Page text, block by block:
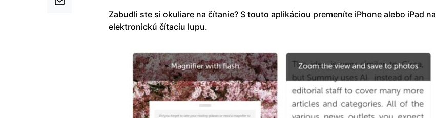
Zabudli ste si okuliare na čítanie? S touto aplikáciou premeníte iPhone alebo iPad na
elektronickú čítaciu lupu.